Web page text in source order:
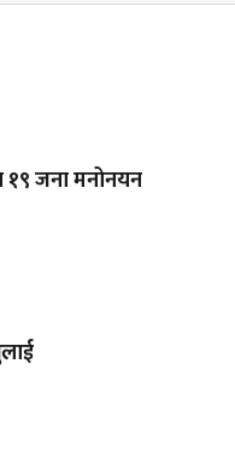
१९ जना मनोनयन